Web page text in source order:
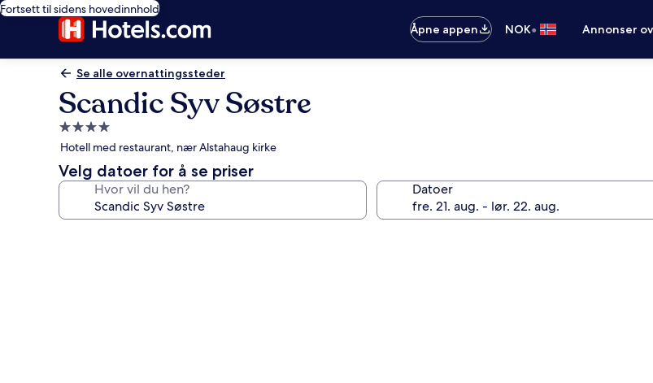
Fortsett til sidens hovedinnhold
Åpne appen
NOK• Annonser
Se alle overnattingssteder
Scandic Syv Søstre
Overnattingssted
med
4.0
stjerner
Hotell med restaurant, nær Alstahaug kirke
Velg datoer for å se priser
Hvor vil du hen? Datoer